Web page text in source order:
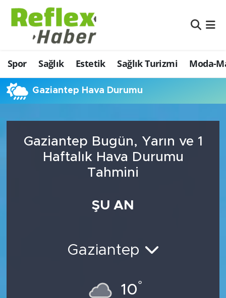
Spor Sağlık Estetik Sağlık Turizmi Moda-
Gaziantep Hava Durumu
Gaziantep Bugün, Yarın ve 1
Haftalık Hava Durumu
Tahmini
ŞU AN
Gaziantep
10°
Eğitim
Estetik
Firmalardan
İş ve Ekonomi
Moda-Magazin-Eğlence
Nöbetçi Eczaneler
Hava Durumu
Namaz Vakitleri
Şampiyonlar Ligi Puan Durumu ve Fikstür
Tüm Manşetler